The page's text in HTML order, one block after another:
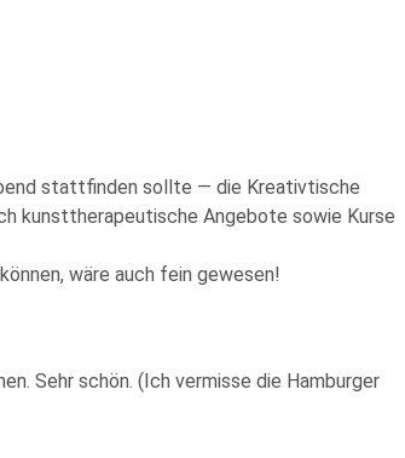
stattfinden sollte — die Kreativtische
kunsttherapeutische Angebote sowie Kurse
wäre auch fein gewesen!
Sehr schön. (Ich vermisse die Hamburger